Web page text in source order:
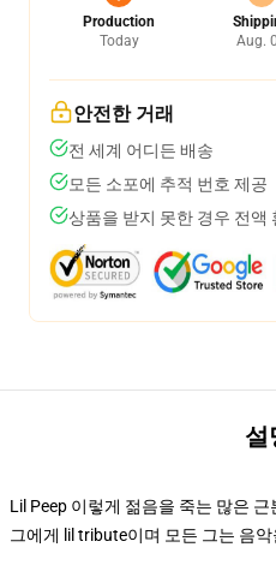
Production
Today
Aug.
안전한 거래
전 세계 어디든 배송
모든 소포에 추적 번호 제공
상품을 받지 못한 경우 전액
설
Lil Peep 이렇게 젊음을 죽는 많은
그에게 lil tribute이며 모든 그는 음